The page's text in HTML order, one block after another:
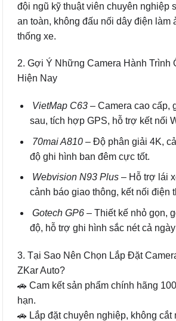
đội ngũ kỹ thuật viên chuyên nghiệp
an toàn, không đấu nối dây điện làm
thống xe.
2. Gợi Ý Những Camera Hành Trình
Hiện Nay
VietMap C63– Camera cao cấp,
sau, tích hợp GPS, hỗ trợ kết nối
70mai A810– Độ phân giải 4K,
độ ghi hình ban đêm cực tốt.
Webvision N93 Plus– Hỗ trợ lái
cảnh báo giao thông, kết nối điện
Gotech GP6– Thiết kế nhỏ gọn,
độ, hỗ trợ ghi hình sắc nét cả
3. Tại Sao Nên Chọn Lắp Đặt
ZKar Auto?
🚗 Cam kết sản phẩm chính hãng
hạn.
🚗 Lắp đặt chuyên nghiệp, không cắt